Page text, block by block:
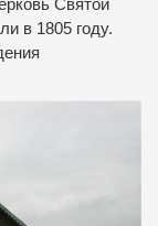
Святой
в 1805 году.